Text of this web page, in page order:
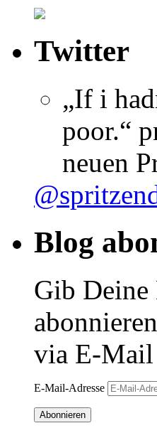
Twitter
„If i
poor.“
neuen
Blog
Gib Deine
via E-Mail
E-Mail-Adresse
Abonnieren